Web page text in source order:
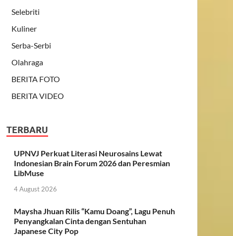
Selebriti
Kuliner
Serba-Serbi
Olahraga
BERITA FOTO
BERITA VIDEO
TERBARU
UPNVJ Perkuat Literasi Neurosains Lewat
Indonesian Brain Forum 2026 dan Peresmian
LibMuse
4 August 2026
Maysha Jhuan Rilis “Kamu Doang”, Lagu Penuh
Penyangkalan Cinta dengan Sentuhan
Japanese City Pop